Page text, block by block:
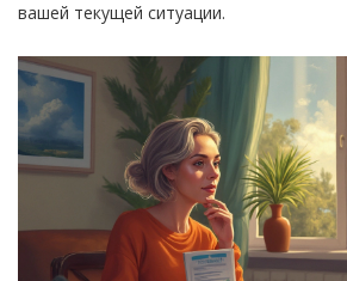
вашей текущей ситуации.